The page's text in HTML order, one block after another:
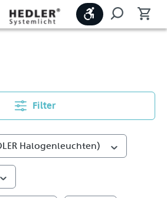
Filter
Halogenleuchten)